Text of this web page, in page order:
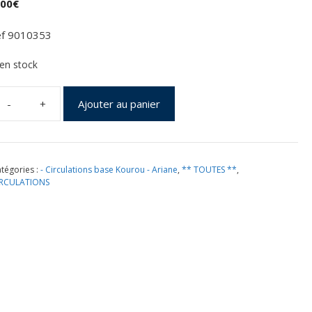
€
9010353
stock
Ajouter au panier
:- Circulations base Kourou - Ariane,** TOUTES **,